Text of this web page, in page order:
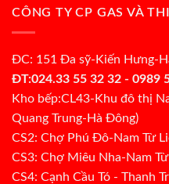
CÔNG TY CP GAS VÀ
ĐC: 151 Đa sỹ-Kiến Hưng-
ĐT:024.33 55 32 32 - 0989
Kho bếp:CL43-Khu đô thị
Quang Trung-Hà Đông)
CS2: Chợ Phú Đô-Nam Từ
CS3: Chợ Miêu Nha-Nam
CS4: Cạnh Cầu Tó - Thanh